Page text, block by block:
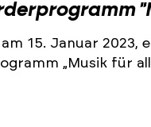
15. Januar
„Musik für